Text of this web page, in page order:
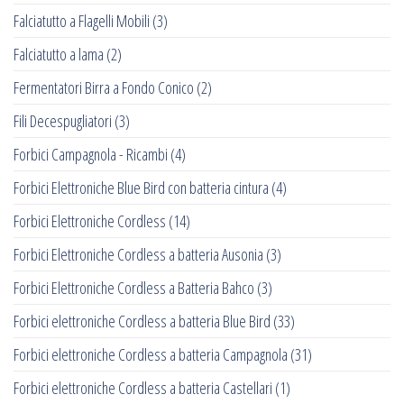
Falciatutto a Flagelli Mobili (3)
Falciatutto a lama (2)
Fermentatori Birra a Fondo Conico (2)
Fili Decespugliatori (3)
Forbici Campagnola - Ricambi (4)
Forbici Elettroniche Blue Bird con batteria cintura (4)
Forbici Elettroniche Cordless (14)
Forbici Elettroniche Cordless a batteria Ausonia (3)
Forbici Elettroniche Cordless a Batteria Bahco (3)
Forbici elettroniche Cordless a batteria Blue Bird (33)
Forbici elettroniche Cordless a batteria Campagnola (31)
Forbici elettroniche Cordless a batteria Castellari (1)